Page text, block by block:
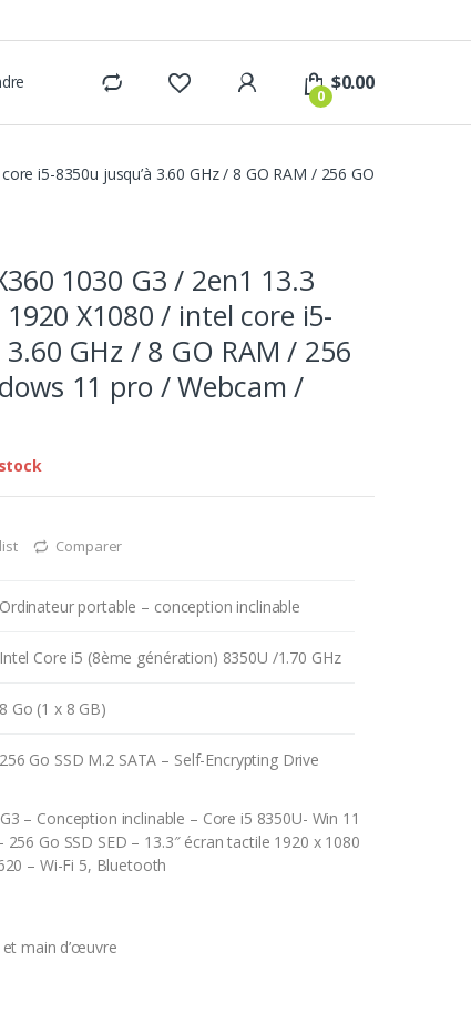
0
$0.00
i5-8350u jusqu’à 3.60 GHz / 8 GO RAM / 256 GO
1030 G3 / 2en1 13.3
X1080 / intel core i5-
3.60 GHz / 8 GO RAM / 256
11 pro / Webcam /
Comparer
Ordinateur portable – conception inclinable
Intel Core i5 (8ème génération) 8350U /1.70 GHz
8 Go (1 x 8 GB)
256 Go SSD M.2 SATA – Self-Encrypting Drive
– Conception inclinable – Core i5 8350U- Win 11
Go SSD SED – 13.3″ écran tactile 1920 x 1080
– Wi-Fi 5, Bluetooth
main d’œuvre